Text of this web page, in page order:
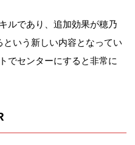
ルであり、追加効果が穂乃
いう新しい内容となってい
でセンターにすると非常に